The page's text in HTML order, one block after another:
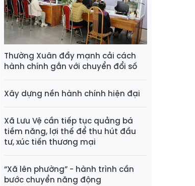
Thường Xuân đẩy mạnh cải cách
hành chính gắn với chuyển đổi số
Xây dựng nền hành chính hiện đại
Xã Lưu Vệ cần tiếp tục quảng bá
tiềm năng, lợi thế để thu hút đầu
tư, xúc tiến thương mại
“Xã lên phường” - hành trình cần
bước chuyển năng động